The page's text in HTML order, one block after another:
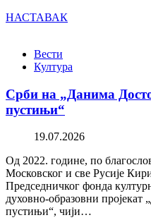
НАСТАВАК
Вести
Култура
Срби на „Данима
пустињи“
19.07.2026
Од 2022. године, по
Московског и све Русије
Председничког фонда
духовно-образовни пројекат
пустињи“, чији…